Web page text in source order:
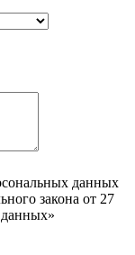
данных
закона от 27